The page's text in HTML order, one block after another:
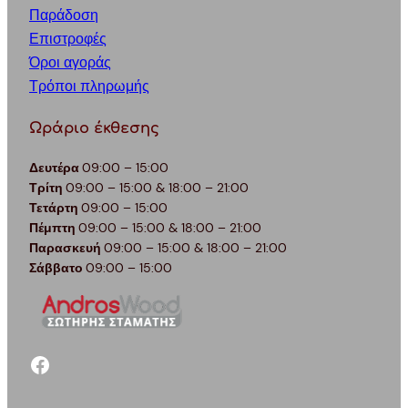
Παράδοση
Επιστροφές
Όροι αγοράς
Τρόποι πληρωμής
Ωράριο έκθεσης
Δευτέρα09:00 – 15:00
Τρίτη 09:00 – 15:00 & 18:00 – 21:00
Τετάρτη 09:00 – 15:00
Πέμπτη 09:00 – 15:00 & 18:00 – 21:00
Παρασκευή 09:00 – 15:00 & 18:00 – 21:00
Σάββατο 09:00 – 15:00
facebook